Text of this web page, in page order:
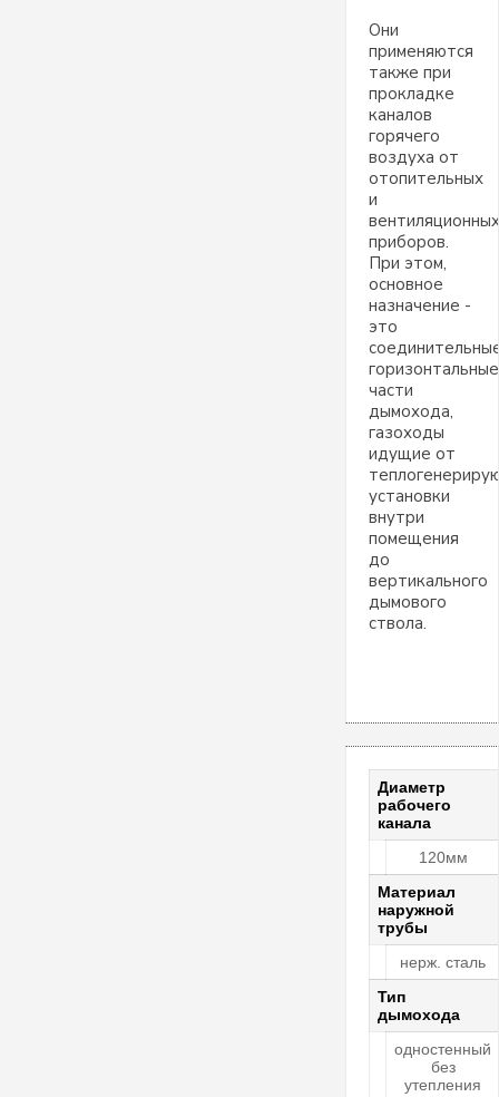
Они
применяются
также при
прокладке
каналов
горячего
воздуха от
отопительных
и
вентиляционных
приборов.
При этом,
основное
назначение -
это
горизонтальные
части
дымохода,
газоходы
идущие от
установки
внутри
помещения
до
вертикального
дымового
ствола.
Диаметр
рабочего
канала
120мм
Материал
наружной
трубы
нерж. сталь
Тип
дымохода
одностенный
без
утепления